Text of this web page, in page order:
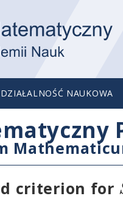
DZIAŁALNOŚĆ NAUKOWA
criterion for